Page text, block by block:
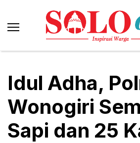
Idul Adha,
Wonogiri
Sapi dan 25